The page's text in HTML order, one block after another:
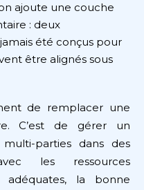
ajoute une couche
: deux
été conçus pour
être alignés sous
de remplacer une
C’est de gérer un
parties dans des
les ressources
adéquates, la bonne